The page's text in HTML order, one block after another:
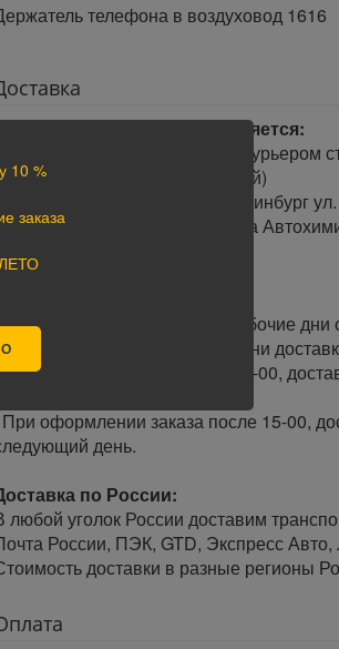
телефона в воздуховод 1616
заказов осуществляется:
Курьером по г. Екатеринбургу курьером
287 67 67(многоканальный)
Самовывоз по адресу г. Екатеринбург
Башня», магазин Масла
осуществляется в рабочие дни
интервал времени
При оформлении заказа до 15-00,
При оформлении заказа после 15-00,
день.
по России:
любой уголок России доставим
России, ПЭК, GTD, Экспресс Авто,
доставки в разные регионы
10 %
заказа